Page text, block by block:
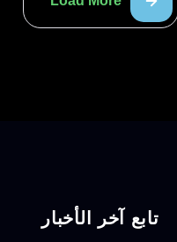
تابع آخر الأخبار